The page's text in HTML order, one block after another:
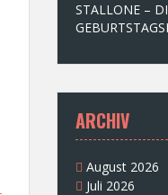
STALLONE –
ARCHIV
August 2026
Juli 2026